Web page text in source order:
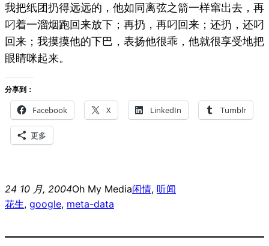
我把纸团扔得远远的，他如同离弦之箭一样窜出去，再
叼着一溜烟跑回来放下；再扔，再叼回来；还扔，还叼
回来；我摸摸他的下巴，表扬他很乖，他就很享受地把
眼睛咪起来。
分享到：
Facebook X LinkedIn Tumblr
更多
24 10 月, 2004Oh My Media闲情, 听闻
花生, google, meta-data